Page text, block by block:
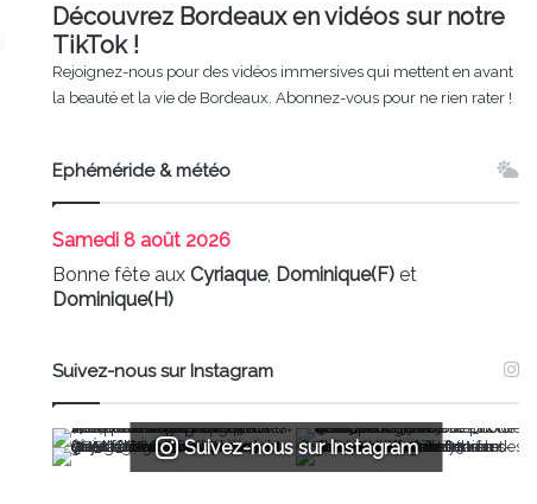
Découvrez Bordeaux en vidéos sur notre
TikTok !
Rejoignez-nous pour des vidéos immersives qui mettent en avant
la beauté et la vie de Bordeaux. Abonnez-vous pour ne rien rater !
Ephéméride & météo
Samedi 8 août 2026
Bonne fête auxCyriaque, Dominique(F) et
Dominique(H)
Suivez-nous sur Instagram
Suivez-nous sur Instagram